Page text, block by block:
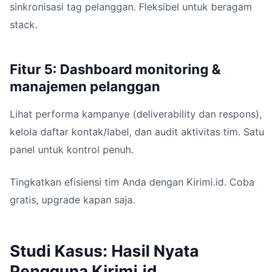
sinkronisasi tag pelanggan. Fleksibel untuk beragam
stack.
Fitur 5: Dashboard monitoring &
manajemen pelanggan
Lihat performa kampanye (deliverability dan respons),
kelola daftar kontak/label, dan audit aktivitas tim. Satu
panel untuk kontrol penuh.
Tingkatkan efisiensi tim Anda dengan Kirimi.id. Coba
gratis, upgrade kapan saja.
Studi Kasus: Hasil Nyata